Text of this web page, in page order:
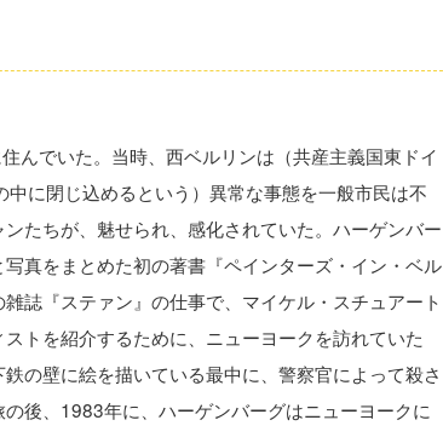
んでいた。当時、西ベルリンは（共産主義国東ドイ
に閉じ込めるという）異常な事態を一般市民は不
たちが、魅せられ、感化されていた。ハーゲンバー
真をまとめた初の著書『ペインターズ・イン・ベル
誌『ステァン』の仕事で、マイケル・スチュアート
トを紹介するために、ニューヨークを訪れていた
の壁に絵を描いている最中に、警察官によって殺さ
後、1983年に、ハーゲンバーグはニューヨークに